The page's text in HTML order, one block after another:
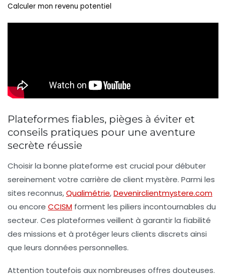
Calculer mon revenu potentiel
Plateformes fiables, pièges à éviter et
conseils pratiques pour une aventure
secrète réussie
Choisir la bonne plateforme est crucial pour débuter
sereinement votre carrière de client mystère. Parmi les
sites reconnus,Qualimétrie,Devenirclientmystere.com
ou encore CCISM forment les piliers incontournables du
secteur. Ces plateformes veillent à garantir la fiabilité
des missions et à protéger leurs clients discrets ainsi
que leurs données personnelles.
Attention toutefois aux nombreuses offres douteuses.